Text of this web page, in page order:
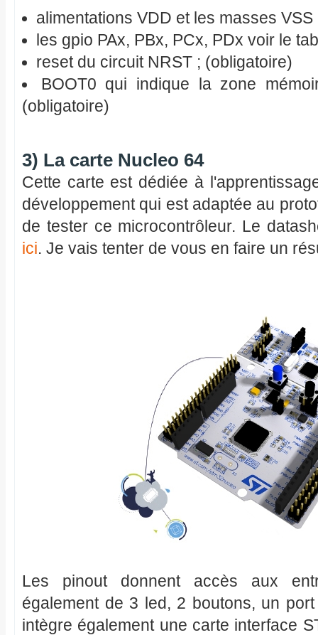
alimentations VDD et les masses
les gpio PAx, PBx, PCx, PDx voir le
reset du circuit NRST ; (obligatoire)
BOOT0 qui indique la zone
(obligatoire)
3) La carte Nucleo 64
Cette carte est dédiée à
développement qui est adaptée au
de tester ce microcontrôleur. Le
ici. Je vais tenter de vous en faire un
Les pinout donnent accès aux
également de 3 led, 2 boutons, un
intègre également une carte interface